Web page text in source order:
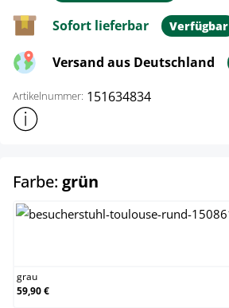
Sofort lieferbar Verfügbar
Versand aus Deutschland
Artikelnummer: 151634834
Weitere Produktinformationen anzeigen
Farbe: grün
grau
59,90 €